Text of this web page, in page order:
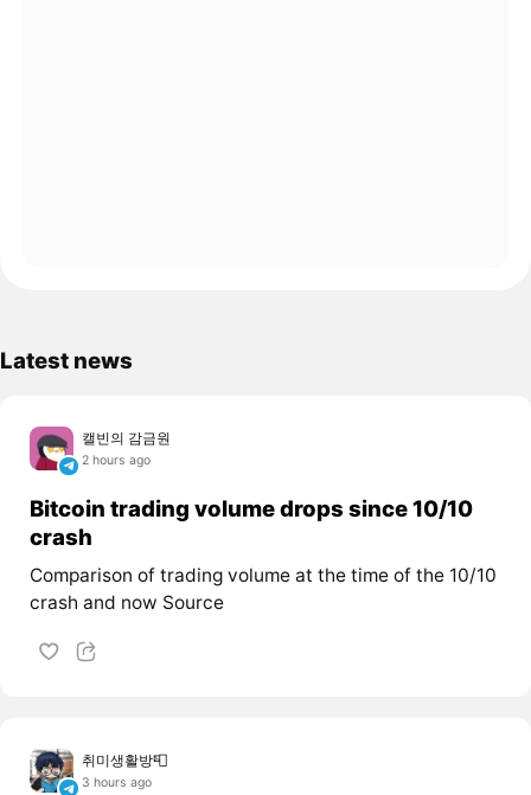
Latest news
캘빈의 감금원
2 hours ago
Bitcoin trading volume drops since 10/10
crash
Comparison of trading volume at the time of the 10/10
crash and now Source
취미생활방📮
3 hours ago